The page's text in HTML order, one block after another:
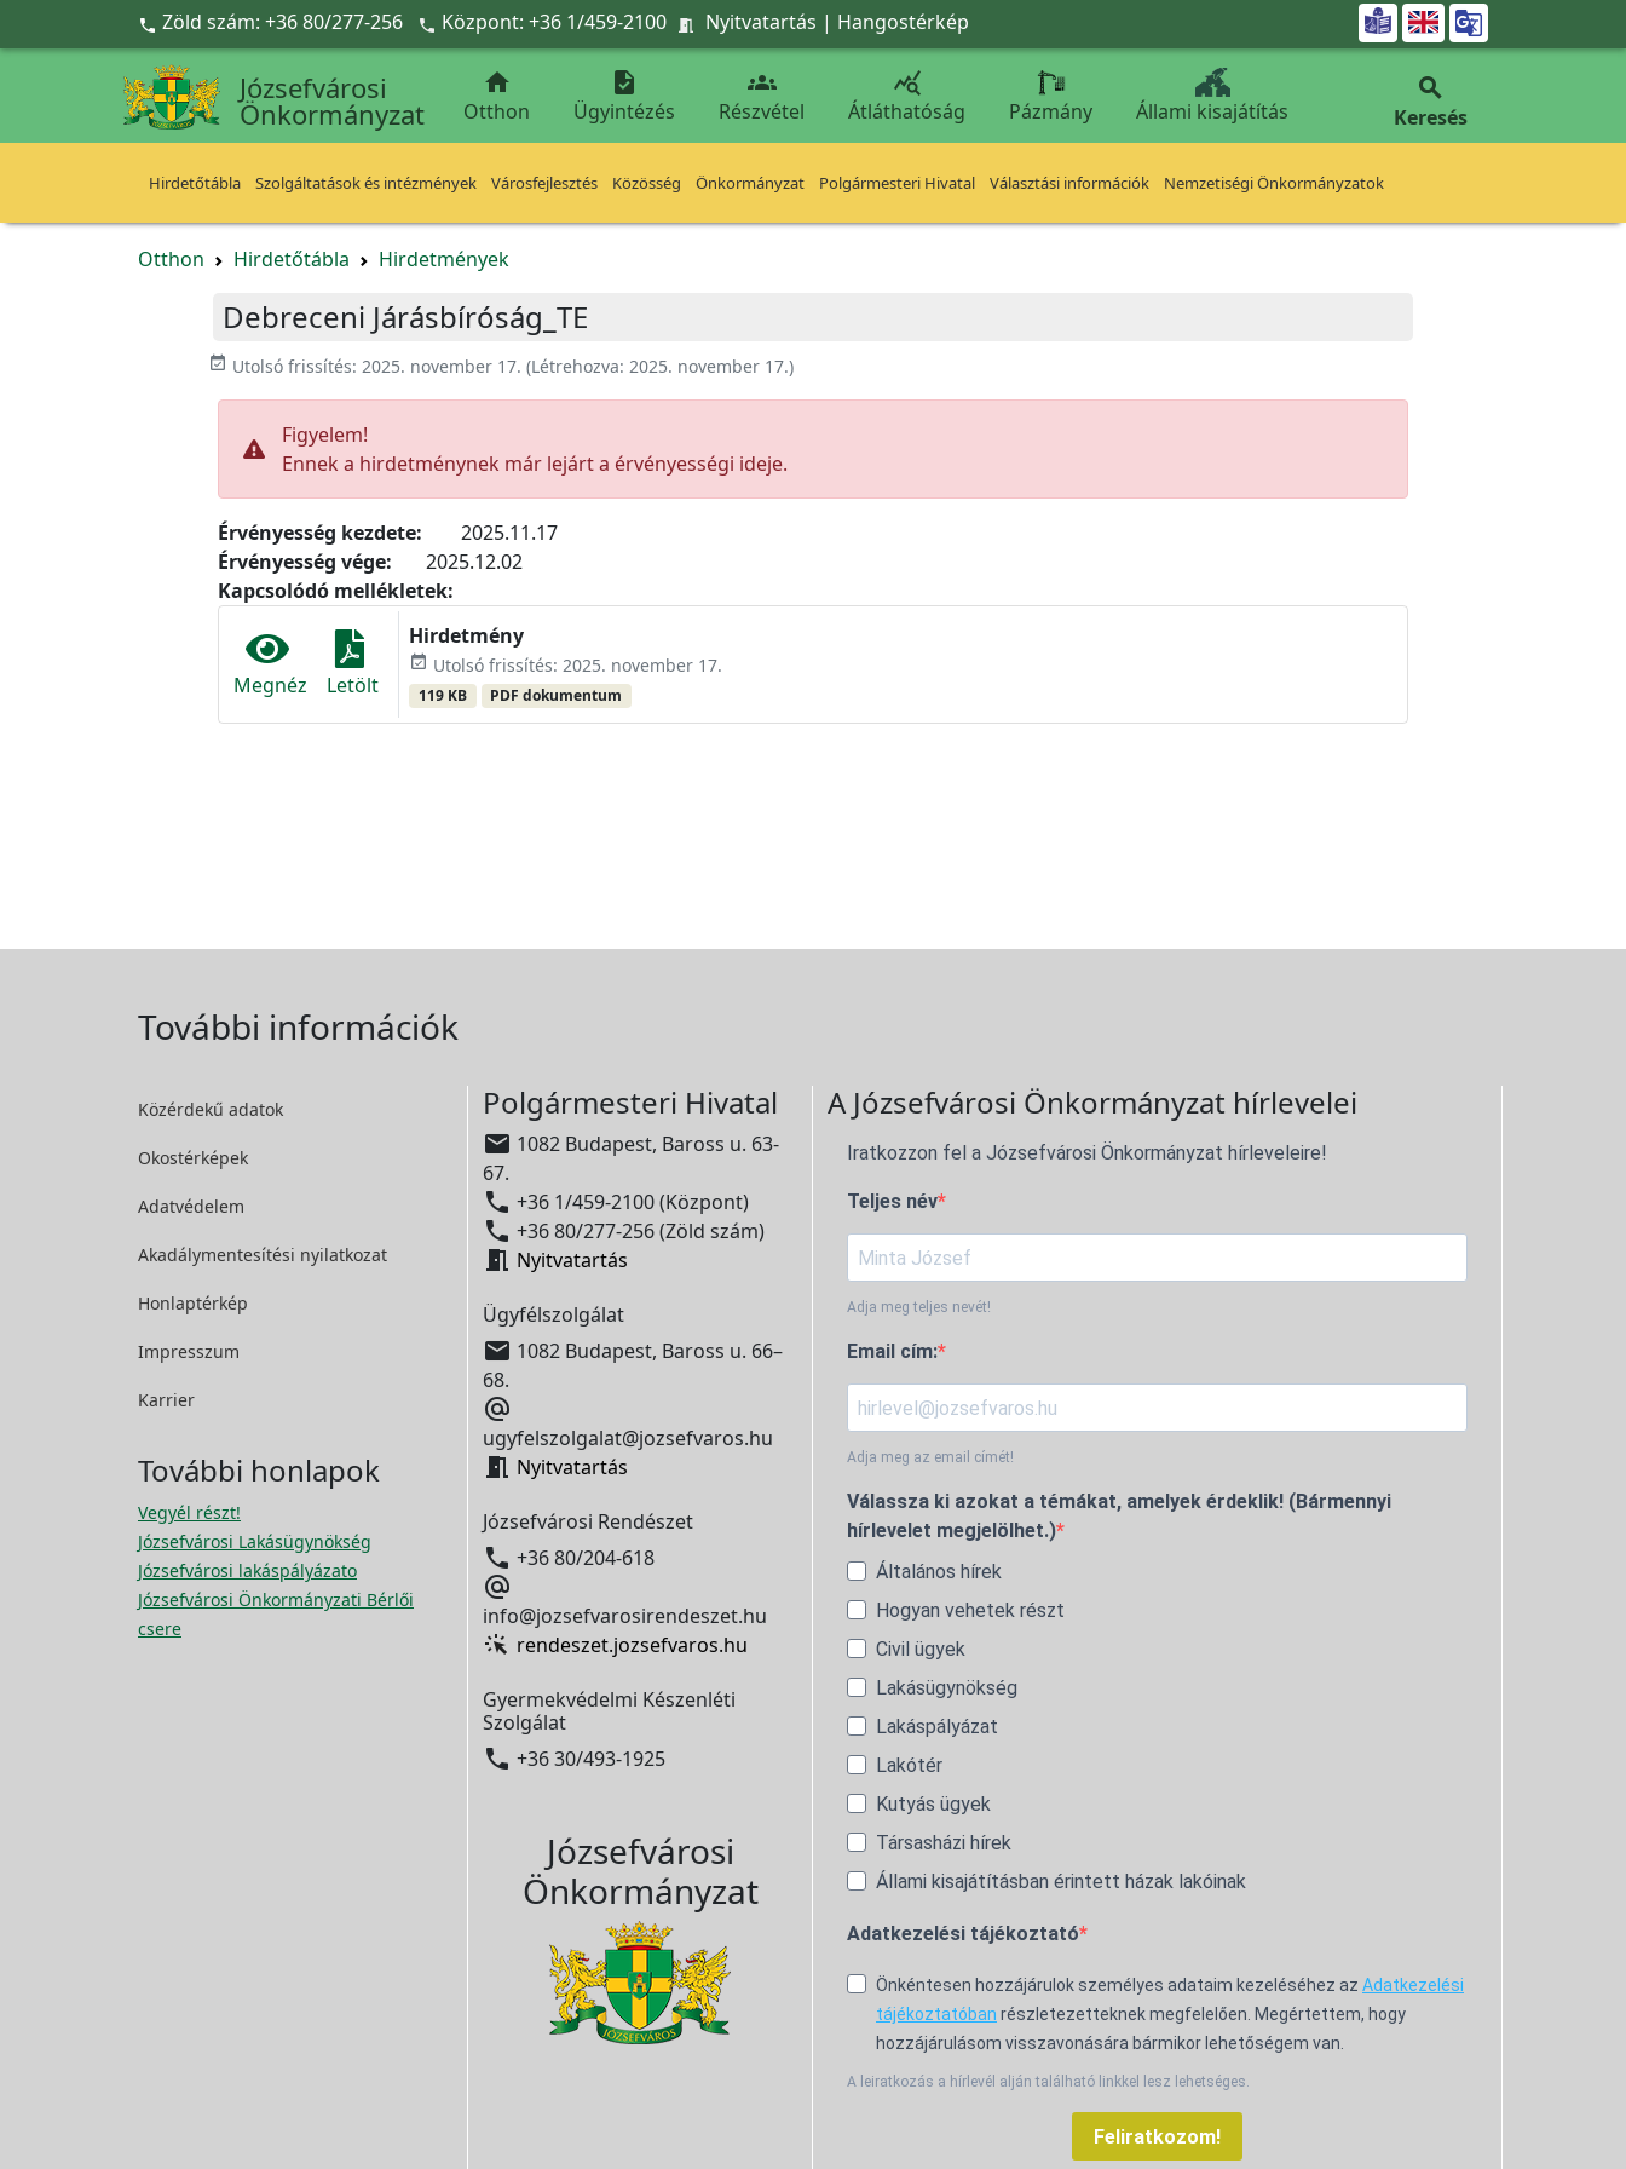
Ugrás a fő tartalomra
 Zöld szám: +36 80/277-256  Központ: +36 1/459-2100  Nyitvatartás | Hangostérkép 
Józsefvárosi
Önkormányzat

Otthon

Ügyintézés

Részvétel

Átláthatóság Pázmány Állami kisajátítás

Keresés
Hirdetőtábla Szolgáltatások és intézmények Városfejlesztés Közösség Önkormányzat Polgármesteri Hivatal Választási információk Nemzetiségi Önkormányzatok
Otthon Hirdetőtábla Hirdetmények
Debreceni Járásbíróság_TE
event_available Utolsó frissítés: 2025. november 17. (Létrehozva: 2025. november 17.)
Figyelem!
Ennek a hirdetménynek már lejárt a érvényességi ideje.
Érvényesség kezdete:
2025.11.17
Érvényesség vége:
2025.12.02
Kapcsolódó mellékletek:
Megnéz Letölt
Hirdetmény
event_available Utolsó frissítés: 2025. november 17.
119 KB PDF dokumentum
További információk
Közérdekű adatok
Okostérképek
Adatvédelem
Akadálymentesítési nyilatkozat
Honlaptérkép
Impresszum
Karrier
További honlapok
Vegyél részt!
Józsefvárosi Lakásügynökség
Józsefvárosi lakáspályázato
Józsefvárosi Önkormányzati Bérlői
csere
Polgármesteri Hivatal
 1082 Budapest, Baross u. 63-
67.
 +36 1/459-2100 (Központ)
 +36 80/277-256 (Zöld szám)
 Nyitvatartás
Ügyfélszolgálat
 1082 Budapest, Baross u. 66–
68.

ugyfelszolgalat@jozsefvaros.hu
 Nyitvatartás
Józsefvárosi Rendészet
 +36 80/204-618

info@jozsefvarosirendeszet.hu
rendeszet.jozsefvaros.hu
Gyermekvédelmi Készenléti
Szolgálat
 +36 30/493-1925
Józsefvárosi
Önkormányzat
A Józsefvárosi Önkormányzat hírlevelei
Iratkozzon fel a Józsefvárosi Önkormányzat hírleveleire!
Teljes név
Adja meg teljes nevét!
Email cím:
Adja meg az email címét!
Válassza ki azokat a témákat, amelyek érdeklik! (Bármennyi
hírlevelet megjelölhet.)
Általános hírek
Hogyan vehetek részt
Civil ügyek
Lakásügynökség
Lakáspályázat
Lakótér
Kutyás ügyek
Társasházi hírek
Állami kisajátításban érintett házak lakóinak
Adatkezelési tájékoztató
Önkéntesen hozzájárulok személyes adataim kezeléséhez az Adatkezelési
tájékoztatóban részletezetteknek megfelelően. Megértettem, hogy
hozzájárulásom visszavonására bármikor lehetőségem van.
A leiratkozás a hírlevél alján található linkkel lesz lehetséges.
Feliratkozom!